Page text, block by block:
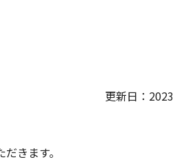
更新日：
きます。